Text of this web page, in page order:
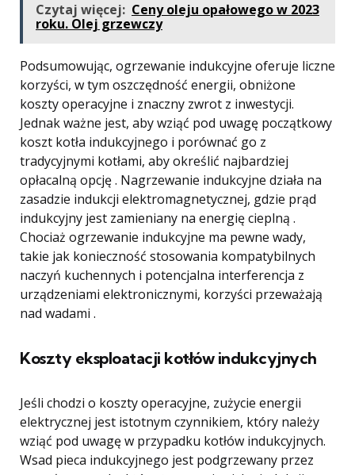
Czytaj więcej: Ceny oleju opałowego w 2023
roku. Olej grzewczy
Podsumowując, ogrzewanie indukcyjne oferuje liczne
korzyści, w tym oszczędność energii, obniżone
koszty operacyjne i znaczny zwrot z inwestycji.
Jednak ważne jest, aby wziąć pod uwagę początkowy
koszt kotła indukcyjnego i porównać go z
tradycyjnymi kotłami, aby określić najbardziej
opłacalną opcję . Nagrzewanie indukcyjne działa na
zasadzie indukcji elektromagnetycznej, gdzie prąd
indukcyjny jest zamieniany na energię cieplną .
Chociaż ogrzewanie indukcyjne ma pewne wady,
takie jak konieczność stosowania kompatybilnych
naczyń kuchennych i potencjalna interferencja z
urządzeniami elektronicznymi, korzyści przeważają
nad wadami .
Koszty eksploatacji kotłów indukcyjnych
Jeśli chodzi o koszty operacyjne, zużycie energii
elektrycznej jest istotnym czynnikiem, który należy
wziąć pod uwagę w przypadku kotłów indukcyjnych.
Wsad pieca indukcyjnego jest podgrzewany przez